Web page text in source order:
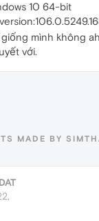
10 64-bit
mình không
với.
MADE BY